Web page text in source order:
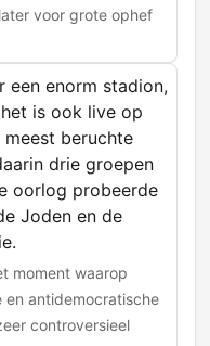
voor grote ophef
een enorm stadion,
is ook live op
beruchte
drie groepen
oorlog probeerde
Joden en de
moment waarop
en antidemocratische
controversieel